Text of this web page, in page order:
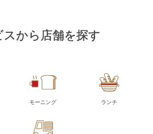
スから店舗を探す
モーニング ランチ